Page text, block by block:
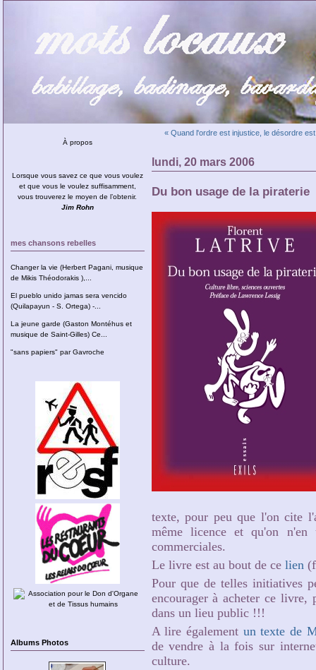
À propos
Lorsque vous savez ce que vous voulez
et que vous le voulez suffisamment,
vous trouverez le moyen de l’obtenir.
Jim Rohn
mes chansons rebelles
Changer la vie (Herbert Pagani, musique
de Mikis Théodorakis ),...
El pueblo unido jamas sera vencido
(Quilapayun - S. Ortega) -...
La jeune garde (Gaston Montéhus et
musique de Saint-Gilles) Ce...
"sans papiers" par Gavroche
Albums Photos
« Quand l'ordre est injustice, le désordre
lundi, 20 mars 2006
Du bon usage de la piraterie
texte, pour peu que l'on cite
même licence et qu'on n'en
commerciales.
Le livre est au bout de ce lien
Pour que de telles initiatives
encourager à acheter ce
dans un lieu public !!!
A lire également un texte de
de vendre à la fois sur
culture.